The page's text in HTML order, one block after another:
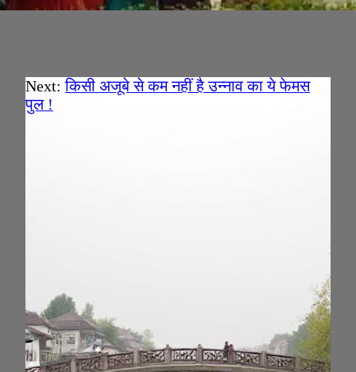
Next:किसी अजूबे से कम नहीं है उन्नाव का ये फेमस
पुल !